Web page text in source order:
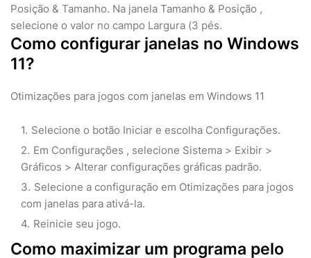
Posição & Tamanho. Na janela Tamanho & Posição ,
selecione o valor no campo Largura (3 pés.
Como configurar janelas no Windows
11?
Otimizações para jogos com janelas em Windows 11
Selecione o botão Iniciar e escolha Configurações.
Em Configurações , selecione Sistema > Exibir >
Gráficos > Alterar configurações gráficas padrão.
Selecione a configuração em Otimizações para jogos
com janelas para ativá-la.
Reinicie seu jogo.
Como maximizar um programa pelo